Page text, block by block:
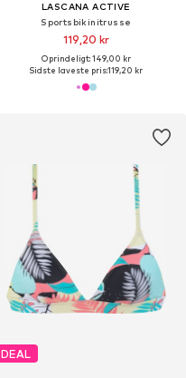
LASCANA ACTIVE
Sportsbikinitrusse
119,20 kr
Oprindeligt: 149,00 kr
Sidste laveste pris:119,20 kr
DEAL